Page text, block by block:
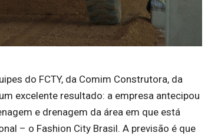
do FCTY, da Comim Construtora, da
excelente resultado: a empresa antecipou
e drenagem da área em que está
– o Fashion City Brasil. A previsão é que